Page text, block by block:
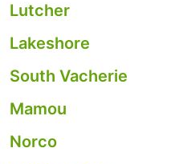
Lutcher
Lakeshore
South Vacherie
Mamou
Norco